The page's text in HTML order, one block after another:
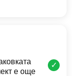
е още
✓